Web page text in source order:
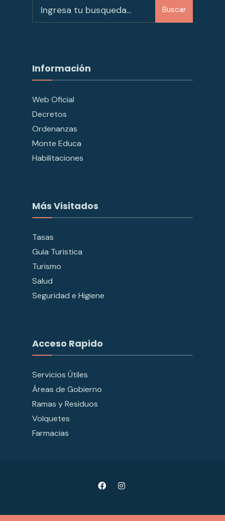
Buscar
Información
Web Oficial
Decretos
Ordenanzas
Monte Educa
Habilitaciones
Más Visitados
Tasas
Guia Turistica
Turismo
Salud
Seguridad e Higiene
Acceso Rapido
Servicios Útiles
Áreas de Gobierno
Ramas y Residuos
Volquetes
Farmacias